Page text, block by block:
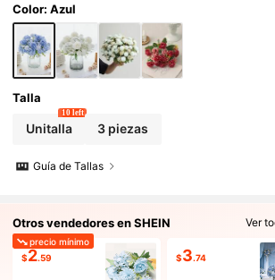
Corsage de Muñeca, Boutonnière, Materiale
s para Coronas DIY, Decoración de Fiesta de
Cumpleaños, Regalo del Día de San Valentín
y Año Nuevo, Regalo de Graduación, Decora
ción de Otoño
Color: Azul
Talla
Unitalla
10 left
3 piezas
Guía de Tallas
Otros vendedores en SHEIN
precio mínimo
$2.59 $3.74